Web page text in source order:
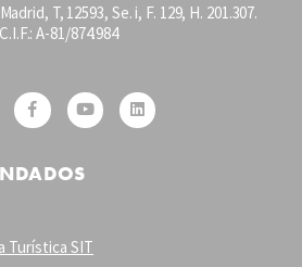
T, 12593, Se. i, F. 129, H. 201.307.
C.I.F.: A-81/874.984
Turística SIT